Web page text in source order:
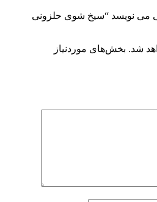
می نویسد “سیخ شوی حلزونی
شد. بخش‌های موردنیاز